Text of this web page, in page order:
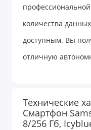
количества
доступным. Вы
отличную
Ищете смартфон
Технические
Смартфон
8/256 Гб,